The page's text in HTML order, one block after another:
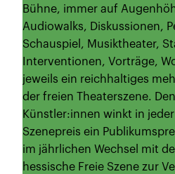
Bühne, immer auf
Audiowalks, Diskussionen,
Schauspiel, Musiktheater,
Interventionen, Vorträge,
jeweils ein reichhaltiges
der freien Theaterszene.
Künstler:innen winkt in
Szenepreis ein
im jährlichen Wechsel mit
hessische Freie Szene zur